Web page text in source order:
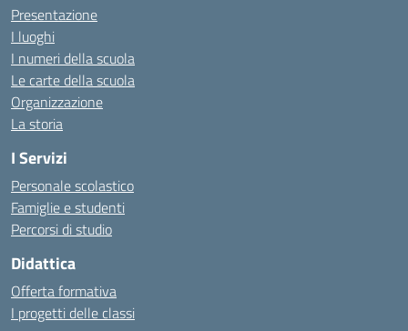
Presentazione
I luoghi
I numeri della scuola
Le carte della scuola
Organizzazione
La storia
I Servizi
Personale scolastico
Famiglie e studenti
Percorsi di studio
Didattica
Offerta formativa
I progetti delle classi